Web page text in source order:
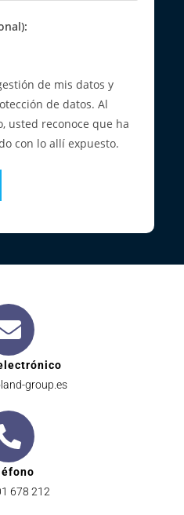
de mis datos y
de datos. Al
usted reconoce que ha
con lo allí expuesto.
group.es
678 212